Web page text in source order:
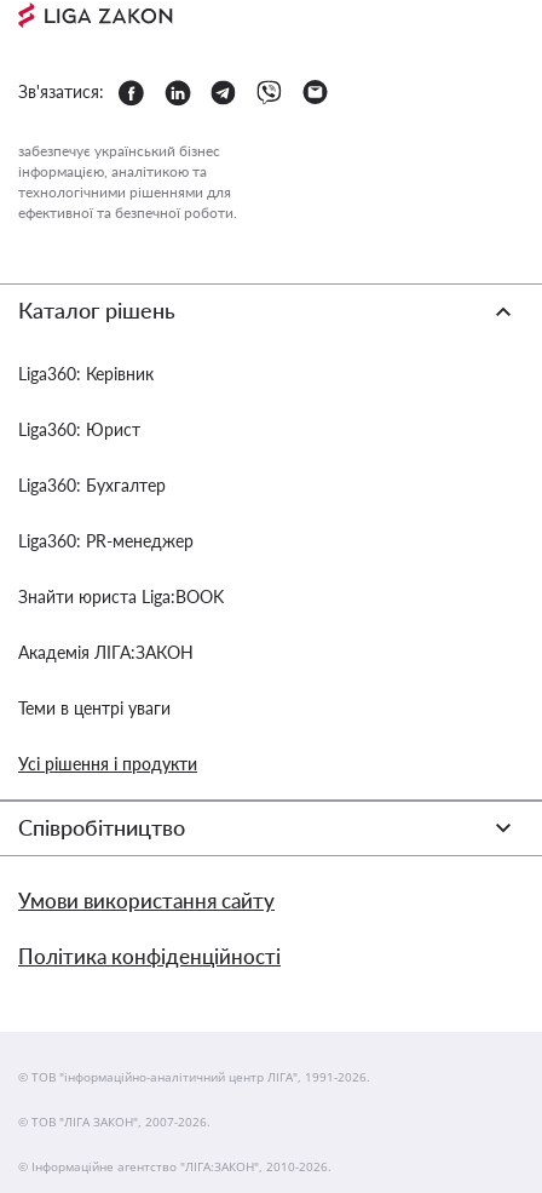
Зв'язатися:
забезпечує український бізнес
інформацією, аналітикою та
технологічними рішеннями для
ефективної та безпечної роботи.
Каталог рішень
Liga360: Керівник
Liga360: Юрист
Liga360: Бухгалтер
Liga360: PR-менеджер
Знайти юриста Liga:BOOK
Академія ЛІГА:ЗАКОН
Теми в центрі уваги
Усі рішення і продукти
Співробітництво
Умови використання сайту
Політика конфіденційності
© ТОВ "інформаційно-аналітичний центр ЛІГА", 1991-2026.
© ТОВ "ЛІГА ЗАКОН", 2007-2026.
© Інформаційне агентство "ЛІГА:ЗАКОН", 2010-2026.